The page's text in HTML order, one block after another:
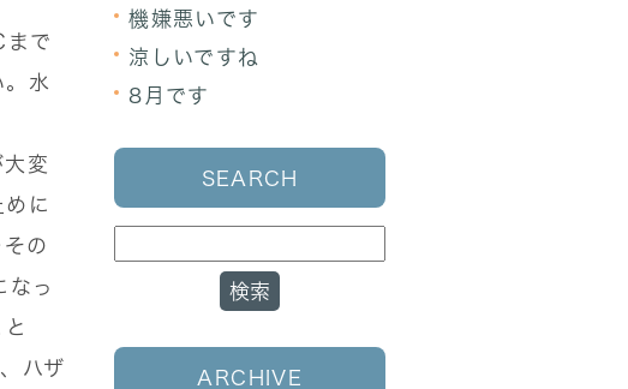
まで
。水
変
に
の
なっ
ハザ
機嫌悪いです
涼しいですね
8月です
SEARCH
ARCHIVE